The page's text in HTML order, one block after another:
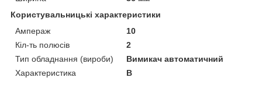
Користувальницькі характеристики
Ампераж
10
Кіл-ть полюсів
2
Тип обладнання (вироби)
Вимикач автоматичний
Характеристика
B